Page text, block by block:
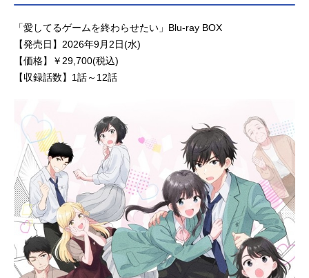
「愛してるゲームを終わらせたい」Blu-ray BOX
【発売日】2026年9月2日(水)
【価格】￥29,700(税込)
【収録話数】1話～12話